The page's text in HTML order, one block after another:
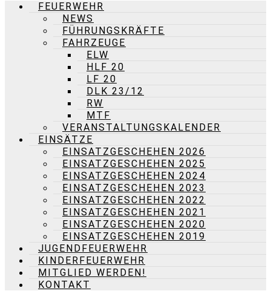
FEUERWEHR
NEWS
FÜHRUNGSKRÄFTE
FAHRZEUGE
ELW
HLF 20
LF 20
DLK 23/12
RW
MTF
VERANSTALTUNGSKALENDER
EINSÄTZE
EINSATZGESCHEHEN 2026
EINSATZGESCHEHEN 2025
EINSATZGESCHEHEN 2024
EINSATZGESCHEHEN 2023
EINSATZGESCHEHEN 2022
EINSATZGESCHEHEN 2021
EINSATZGESCHEHEN 2020
EINSATZGESCHEHEN 2019
JUGENDFEUERWEHR
KINDERFEUERWEHR
MITGLIED WERDEN!
KONTAKT